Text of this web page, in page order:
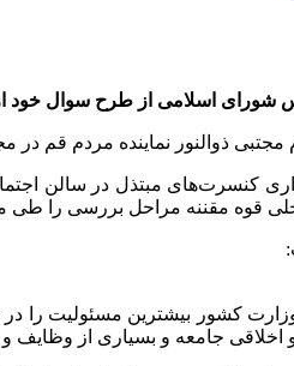
شورای اسلامی از طرح سوال خود
مجتبی ذوالنور نماینده مردم
کنسرت‌های مبتذل در سالن
قوه مقننه مراحل بررسی را طی
کشور بیشترین مسئولیت را
اخلاقی جامعه و بسیاری از